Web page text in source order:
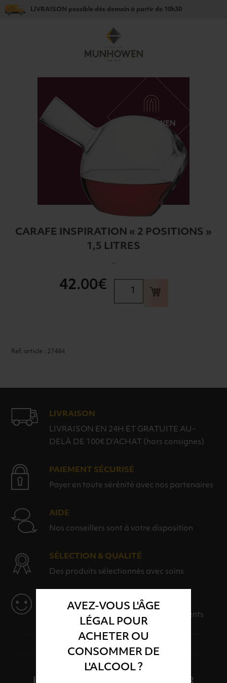
AVEZ-VOUS L'ÂGE
LÉGAL POUR
ACHETER OU
CONSOMMER DE
L'ALCOOL ?
LIVRAISON possible dès demain à partir de 10h30
CARAFE INSPIRATION « 2 POSITIONS »
1,5 LITRES
-
42.00€
Ref. article : 27484
LIVRAISON
LIVRAISON EN 24H ET GRATUITE AU-
DELÀ DE 100€ D'ACHAT (hors consignes)
PAIEMENT SÉCURISÉ
Payer en toute sérénité avec nos partenaires
AIDE
Nos conseillers sont à votre disposition
SÉLECTION & QUALITÉ
Des produits sélectionnés avec soins
Des solutions adaptées à vos événements
INSCRIPTION À LA NEWSLETTER